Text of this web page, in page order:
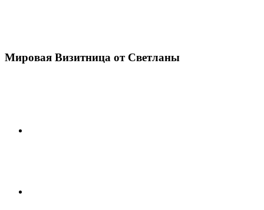
Мировая Визитница от Светланы